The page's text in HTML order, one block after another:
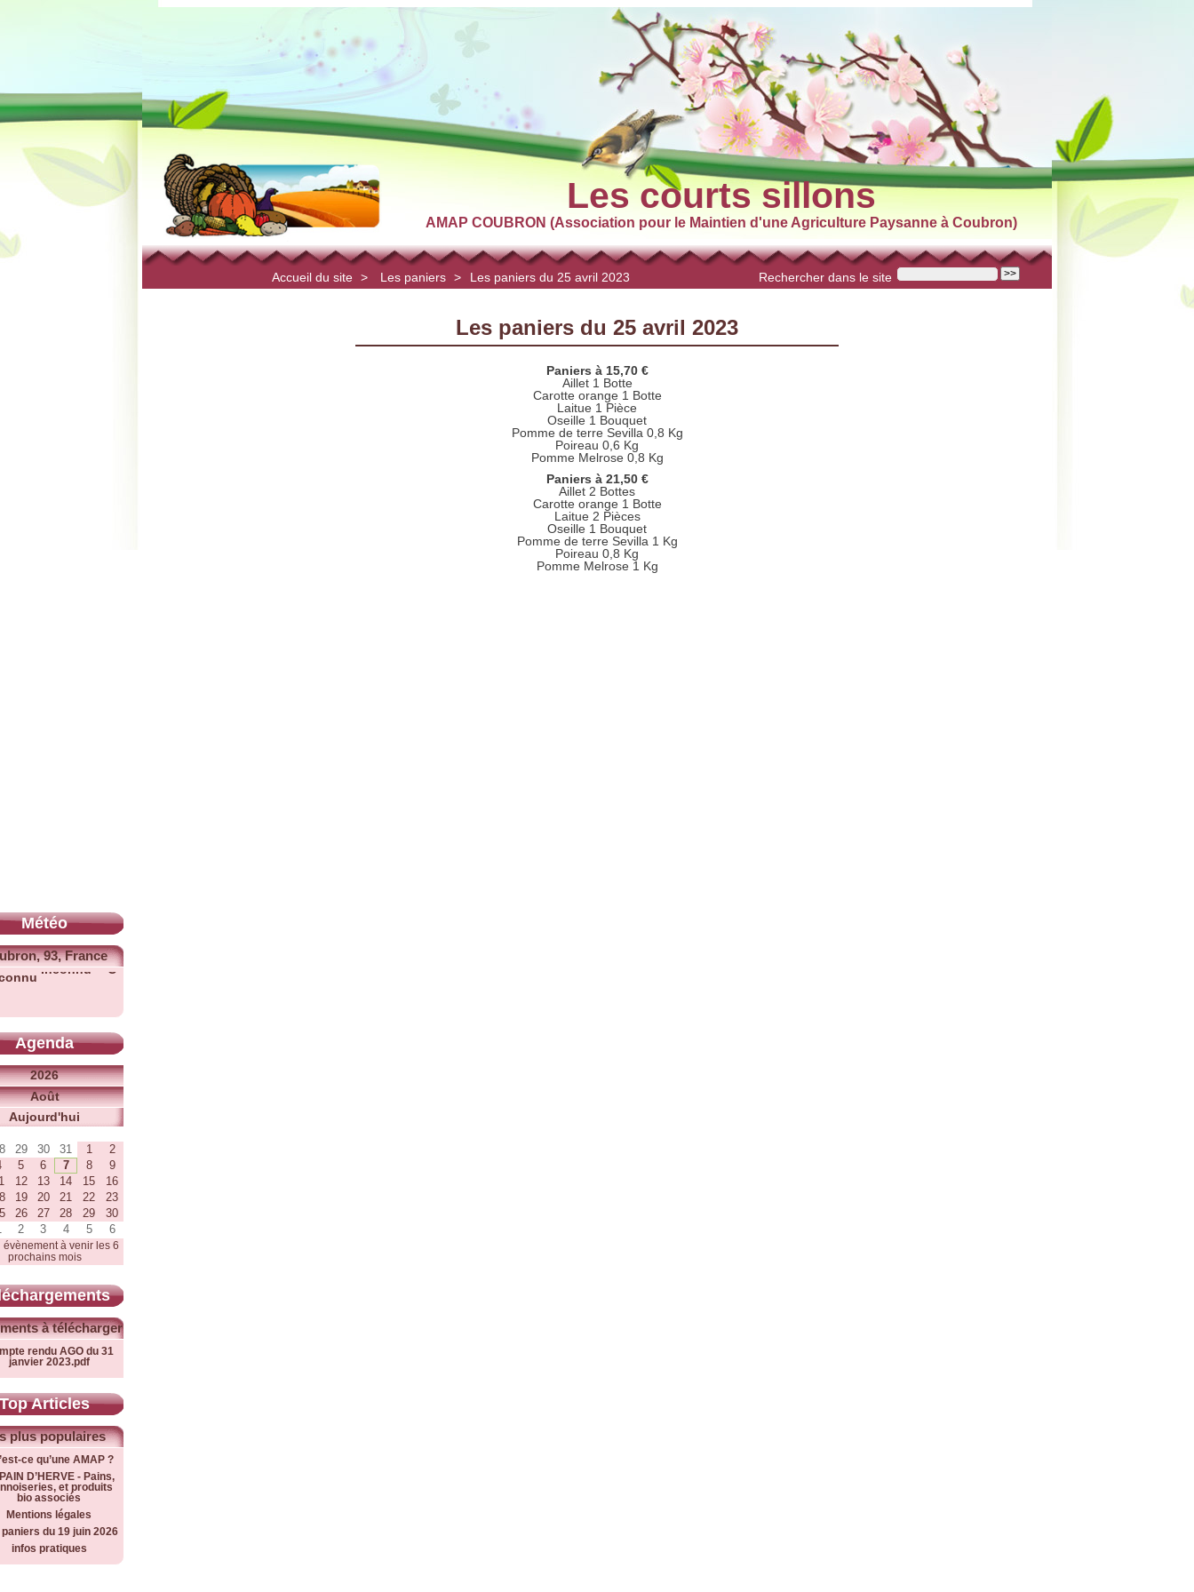
Les courts sillons
AMAP COUBRON (Association pour le Maintien d'une Agriculture Paysanne à Coubron)
Rechercher dans le site
Accueil du site > Les paniers > Les paniers du 25 avril 2023
Les paniers du 25 avril 2023
Paniers à 15,70 €
Aillet 1 Botte
Carotte orange 1 Botte
Laitue 1 Pièce
Oseille 1 Bouquet
Pomme de terre Sevilla 0,8 Kg
Poireau 0,6 Kg
Pomme Melrose 0,8 Kg
Paniers à 21,50 €
Aillet 2 Bottes
Carotte orange 1 Botte
Laitue 2 Pièces
Oseille 1 Bouquet
Pomme de terre Sevilla 1 Kg
Poireau 0,8 Kg
Pomme Melrose 1 Kg
Météo
93, France
Inconnu °C
Agenda
2026
Août
Aujourd'hui
29 30 31 1
2
5 6 7 8
9
12 13 14 15
16
19 20 21 22
23
26 27 28 29
30
2 3 4 5 6
évènement à venir les 6
prochains mois
à télécharger
rendu AGO du 31
janvier 2023.pdf
Top Articles
plus populaires
ce qu’une AMAP ?
D’HERVE - Pains,
et produits
bio associés
Mentions légales
du 19 juin 2026
infos pratiques